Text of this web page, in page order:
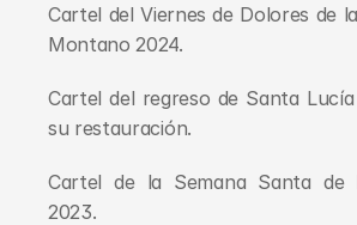
Cartel del Viernes de Dolores de
Montano 2024.
Cartel del regreso de Santa
su restauración.
Cartel de la Semana Santa de
2023.